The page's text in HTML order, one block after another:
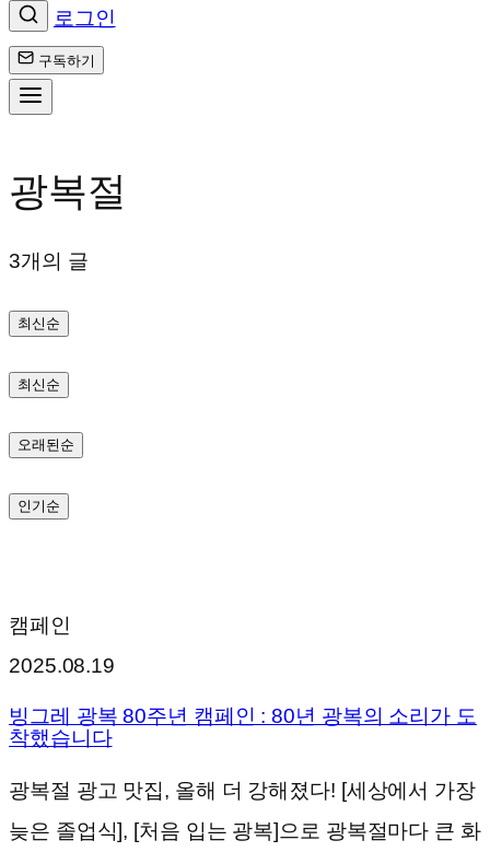
로그인
구독하기
텐
로
로
가
광복절
3개의 글
최신순
최신순
오래된순
인기순
캠페인
2025.08.19
빙그레 광복 80주년 캠페인 : 80년 광복의 소리가 도
착했습니다
광복절 광고 맛집, 올해 더 강해졌다! [세상에서 가장
늦은 졸업식], [처음 입는 광복]으로 광복절마다 큰 화